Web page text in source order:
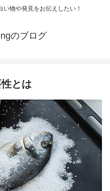
物や発見をお伝えしたい！
のブログ
とは